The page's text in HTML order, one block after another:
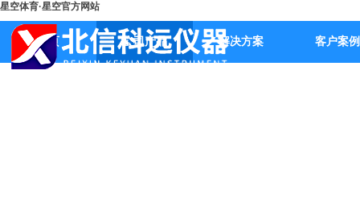
星空体育·星空官方网站
首页 公司产品 解决方案 客户案例